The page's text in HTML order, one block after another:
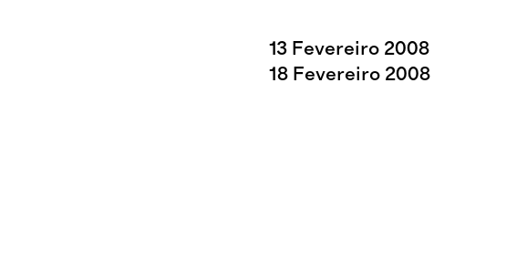
13 Fevereiro 2008
18 Fevereiro 2008